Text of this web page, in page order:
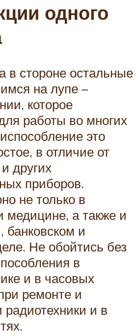
одного
в стороне остальные
на лупе –
которое
работы во многих
это
в отличие от
других
приборов.
не только в
медицине, а также и
банковском и
Не обойтись без
в
и в часовых
ремонте и
радиотехники и в